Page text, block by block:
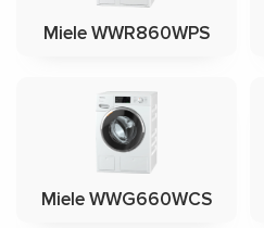
Miele WWR860WPS
Miele WWG660WCS